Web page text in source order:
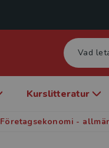
Kurslitteratur
Företagsekonomi -